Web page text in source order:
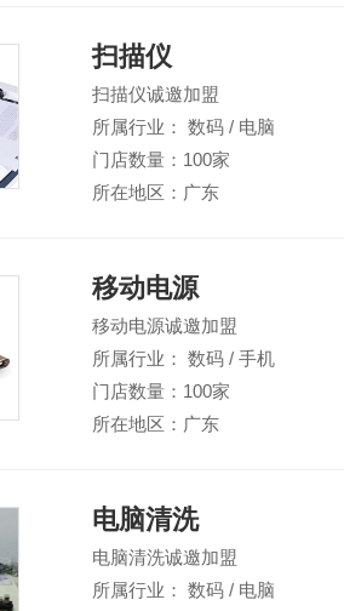
扫描仪
扫描仪诚邀加盟
所属行业： 数码 / 电脑
门店数量：100家
所在地区：广东
移动电源
移动电源诚邀加盟
所属行业： 数码 / 手机
门店数量：100家
所在地区：广东
电脑清洗
电脑清洗诚邀加盟
所属行业： 数码 / 电脑